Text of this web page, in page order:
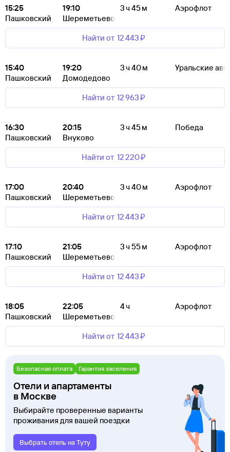
15:25
Пашковский
19:10
Шереметьево
3 ч 45 м Аэрофлот
Найти от 12 ⁠443 ⁠₽
15:40
Пашковский
19:20
Домодедово
3 ч 40 м Уральские
Найти от 12 ⁠963 ⁠₽
16:30
Пашковский
20:15
Внуково
3 ч 45 м Победа
Найти от 12 ⁠220 ⁠₽
17:00
Пашковский
20:40
Шереметьево
3 ч 40 м Аэрофлот
Найти от 12 ⁠443 ⁠₽
17:10
Пашковский
21:05
Шереметьево
3 ч 55 м Аэрофлот
Найти от 12 ⁠443 ⁠₽
18:05
Пашковский
22:05
Шереметьево
4 ч Аэрофлот
Найти от 12 ⁠443 ⁠₽
Безопасная оплата Гарантия заселения
Отели и апартаменты
в Москве
Выбирайте проверенные варианты
проживания для вашей поездки
Выбрать отель на Туту